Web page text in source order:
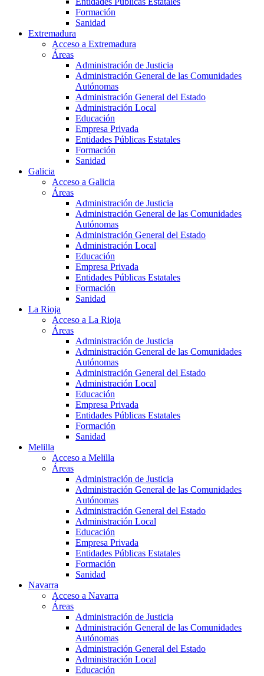
Formación
Sanidad
Extremadura
Acceso a Extremadura
Áreas
Administración de Justicia
Administración General de las Comunidades
Autónomas
Administración General del Estado
Administración Local
Educación
Empresa Privada
Entidades Públicas Estatales
Formación
Sanidad
Galicia
Acceso a Galicia
Áreas
Administración de Justicia
Administración General de las Comunidades
Autónomas
Administración General del Estado
Administración Local
Educación
Empresa Privada
Entidades Públicas Estatales
Formación
Sanidad
La Rioja
Acceso a La Rioja
Áreas
Administración de Justicia
Administración General de las Comunidades
Autónomas
Administración General del Estado
Administración Local
Educación
Empresa Privada
Entidades Públicas Estatales
Formación
Sanidad
Melilla
Acceso a Melilla
Áreas
Administración de Justicia
Administración General de las Comunidades
Autónomas
Administración General del Estado
Administración Local
Educación
Empresa Privada
Entidades Públicas Estatales
Formación
Sanidad
Navarra
Acceso a Navarra
Áreas
Administración de Justicia
Administración General de las Comunidades
Autónomas
Administración General del Estado
Administración Local
Educación